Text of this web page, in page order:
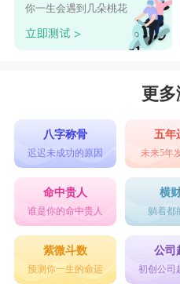
你一生会遇到几朵桃花
更
八字称骨
迟迟未成功的原因
五年
未来5年
命中贵人
谁是你的命中贵人
横
躺着都
紫微斗数
预测你一生的命运
公司
初创公司